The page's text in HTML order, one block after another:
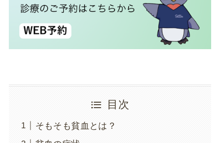
目次
そもそも貧血とは？